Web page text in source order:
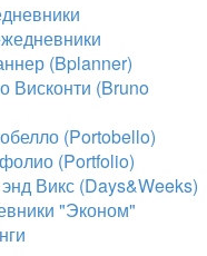
(Bplanner)
Висконти (Bruno
(Portobello)
(Portfolio)
Викс (Days&Weeks)
"Эконом"